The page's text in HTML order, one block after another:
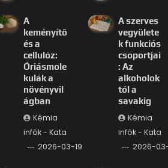
A
keményítő
és a
cellulóz:
Óriásmole
kulák a
növényvil
ágban
Kémia
infók - Kata
2026-03-19
A szerves
vegyülete
k funkciós
csoportjai
: Az
alkoholok
tól a
savakig
Kémia
infók - Kata
2026-